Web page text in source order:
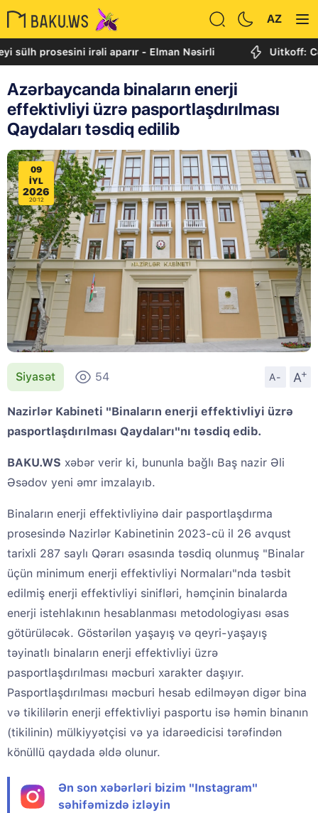
AZ
irəli aparır - Elman Nəsirli Uitkoff: Cənubi
Azərbaycanda binaların enerji
effektivliyi üzrə pasportlaşdırılması
Qaydaları təsdiq edilib
09
IYL
2026
20:12
Siyasət 54 A- A
+
Nazirlər Kabineti "Binaların enerji effektivliyi üzrə
pasportlaşdırılması Qaydaları"nı təsdiq edib.
BAKU.WS xəbər verir ki, bununla bağlı Baş nazir Əli
Əsədov yeni əmr imzalayıb.
Binaların enerji effektivliyinə dair pasportlaşdırma
prosesində Nazirlər Kabinetinin 2023-cü il 26 avqust
tarixli 287 saylı Qərarı əsasında təsdiq olunmuş "Binalar
üçün minimum enerji effektivliyi Normaları"nda təsbit
edilmiş enerji effektivliyi sinifləri, həmçinin binalarda
enerji istehlakının hesablanması metodologiyası əsas
götürüləcək. Göstərilən yaşayış və qeyri-yaşayış
təyinatlı binaların enerji effektivliyi üzrə
pasportlaşdırılması məcburi xarakter daşıyır.
Pasportlaşdırılması məcburi hesab edilməyən digər bina
və tikililərin enerji effektivliyi pasportu isə həmin binanın
(tikilinin) mülkiyyətçisi və ya idarəedicisi tərəfindən
könüllü qaydada əldə olunur.
Ən son xəbərləri bizim "Instagram"
səhifəmizdə izləyin